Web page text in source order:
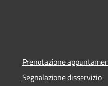
Prenotazione
Segnalazione disservizio